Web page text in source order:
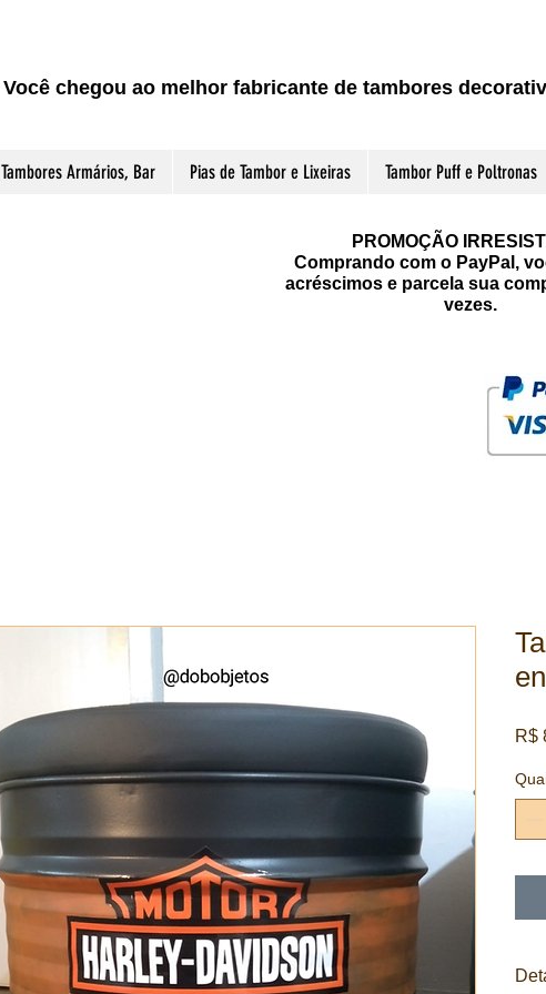
Você chegou ao melhor fabricante de tambores
Tambores Armários, Bar Pias de Tambor e Lixeiras Tambor Puff e Poltronas
PROMOÇÃO
Comprando com o PayPal,
acréscimos e parcela sua
vezes.
R$